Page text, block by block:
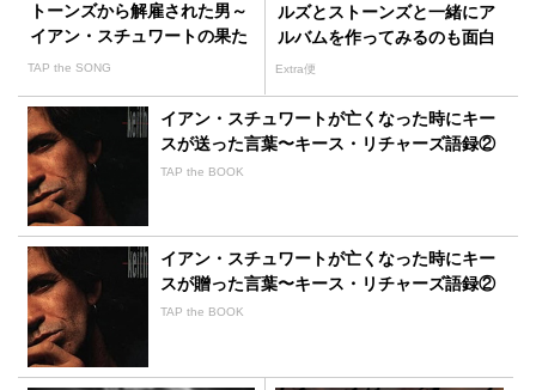
トーンズから解雇された男～
イアン・スチュワートの果た
した偉大なる貢献
TAP the SONG
ルズとストーンズと一緒にア
ルバムを作ってみるのも面白
いと思っているんだけど」と
ズ
Extra便
イアン・スチュワートが亡くなった時にキー
スが送った言葉〜キース・リチャーズ語録②
TAP the BOOK
イアン・スチュワートが亡くなった時にキー
スが贈った言葉〜キース・リチャーズ語録②
TAP the BOOK